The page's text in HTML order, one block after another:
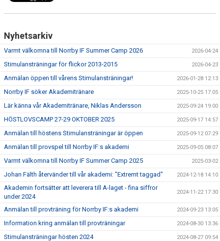
Nyhetsarkiv
Varmt välkomna till Norrby IF Summer Camp 2026 2026-04-24
Stimulansträningar för flickor 2013-2015 2026-04-23
Anmälan öppen till vårens Stimulansträningar! 2026-01-28 12:13
Norrby IF söker Akademitränare 2025-10-25 17:05
Lär känna vår Akademitränare, Niklas Andersson 2025-09-24 19:00
HÖSTLOVSCAMP 27-29 OKTOBER 2025 2025-09-17 14:57
Anmälan till höstens Stimulansträningar är öppen 2025-09-12 07:29
Anmälan till provspel till Norrby IF:s akademi 2025-09-05 08:07
Varmt välkomna till Norrby IF Summer Camp 2025 2025-03-02
Johan Fälth återvänder till vår akademi: "Extremt taggad" 2024-12-18 14:10
Akademin fortsätter att leverera till A-laget - fina siffror
under 2024
2024-11-22 17:30
Anmälan till provträning för Norrby IF:s akademi 2024-09-23 13:05
Information kring anmälan till provträningar 2024-08-30 13:36
Stimulansträningar hösten 2024 2024-08-27 09:54